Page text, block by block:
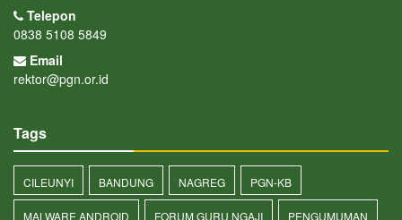
Telepon
0838 5108 5849
Email
rektor@pgn.or.id
Tags
CILEUNYI BANDUNG NAGREG PGN-KB
MALWARE ANDROID FORUM GURU NGAJI PENGUMUMAN